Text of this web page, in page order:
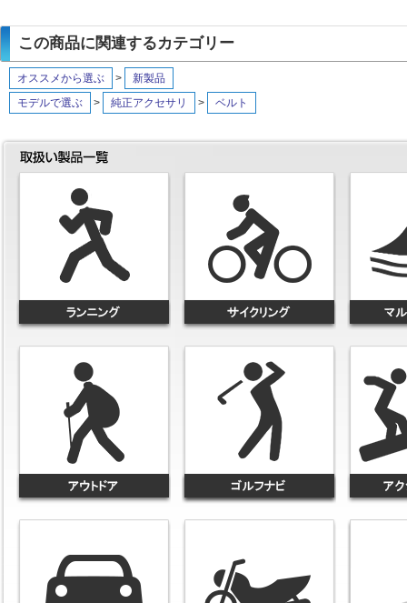
この商品に関連するカテゴリー
オススメから選ぶ >
新製品
モデルで選ぶ
> 純正アクセサリ > ベルト